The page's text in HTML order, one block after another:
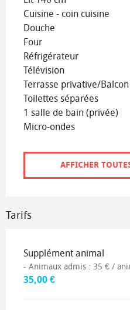
Cuisine - coin cuisine
Douche
Four
Réfrigérateur
Télévision
Terrasse privative/Balcon
Toilettes séparées
1 salle de bain (privée)
Micro-ondes
AFFICHER
Tarifs
Tarifs 2026
Supplément animal
- Animaux admis : 35 € /
35,00 €